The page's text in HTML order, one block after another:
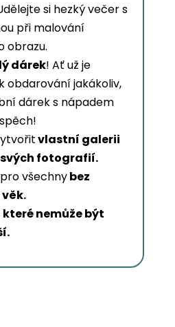
si hezký večer s
při malování
obrazu.
dárek! Ať už je
obdarování jakákoliv,
dárek s nápadem
vlastní galerii
svých fotografií.
všechnybez
nemůže být